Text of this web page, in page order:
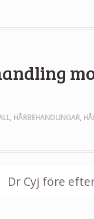
, HÅRBEHANDLINGAR,